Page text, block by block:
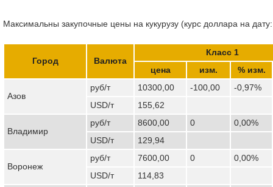
Максимальны закупочные цены на кукурузу (курс доллара на
Город Валюта
Класс 1
цена
изм. % изм.
Азов
руб/т 10300,00 -100,00
-0,97%
USD/т
155,62
Владимир
руб/т 8600,00 0
0,00%
USD/т
129,94
Воронеж
руб/т 7600,00 0
0,00%
USD/т
114,83